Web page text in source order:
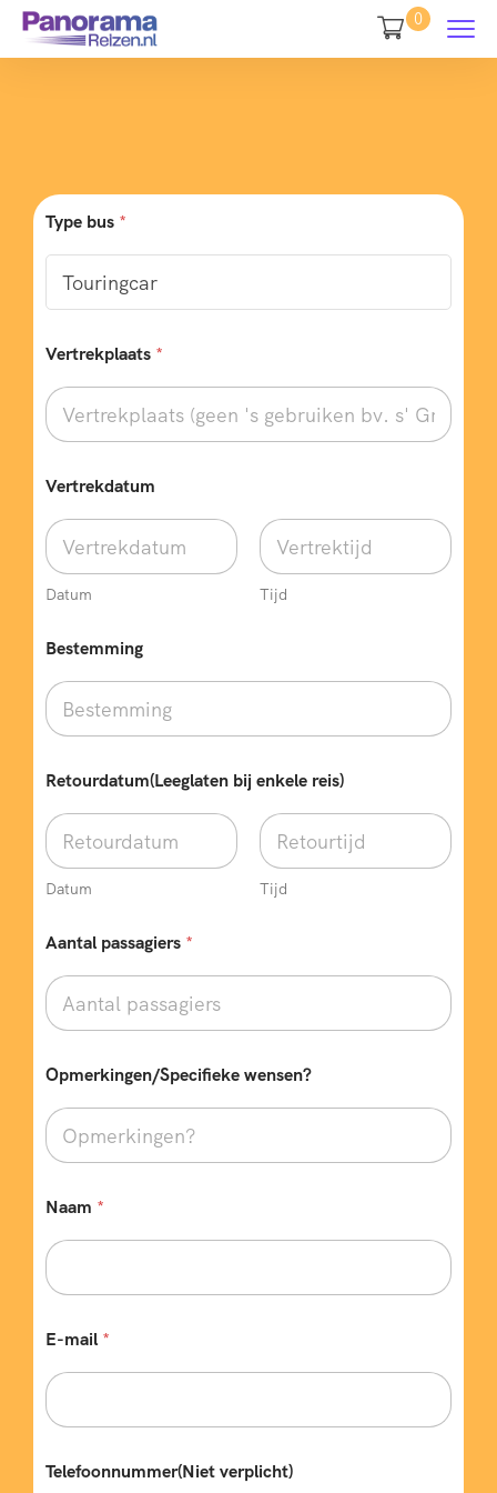
0
Type bus *
Vertrekplaats *
Vertrekdatum
Datum Tijd
Bestemming
Retourdatum(Leeglaten bij enkele reis)
Datum Tijd
Aantal passagiers *
Opmerkingen/Specifieke wensen?
Naam *
p
e
r
k
n
E-mail *
Telefoonnummer(Niet verplicht)